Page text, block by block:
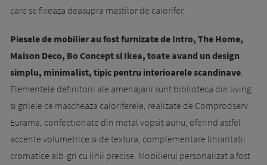
care se fixeaza deasupra mastilor de calorifer.
Piesele de mobilier au fost furnizate de Intro, The Home,
Maison Deco, Bo Concept si Ikea, toate avand un design
simplu, minimalist, tipic pentru interioarele scandinave
Elementele definitorii ale amenajarii sunt biblioteca din living
si grilele ce mascheaza caloriferele, realizate de Comprodserv
Eurama, confectionate din metal vopsit auriu, oferind astfel
accente volumetrice si de textura, complementare liniaritatii
cromatice alb-gri cu linii precise. Mobilierul personalizat a fost